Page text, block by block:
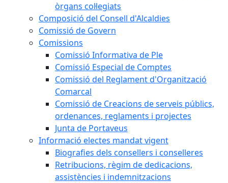
òrgans col·legiats
Composició del Consell d'Alcaldies
Comissió de Govern
Comissions
Comissió Informativa de Ple
Comissió Especial de Comptes
Comissió del Reglament d'Organització
Comarcal
Comissió de Creacions de serveis públics,
ordenances, reglaments i projectes
Junta de Portaveus
Informació electes mandat vigent
Biografies dels consellers i conselleres
Retribucions, règim de dedicacions,
assistències i indemnitzacions